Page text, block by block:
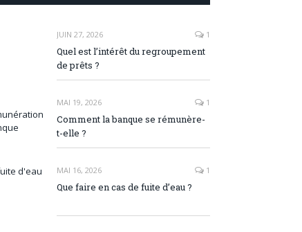
JUIN 27, 2026 1
Quel est l’intérêt du regroupement
de prêts ?
MAI 19, 2026 1
Comment la banque se rémunère-
t-elle ?
MAI 16, 2026 1
Que faire en cas de fuite d’eau ?